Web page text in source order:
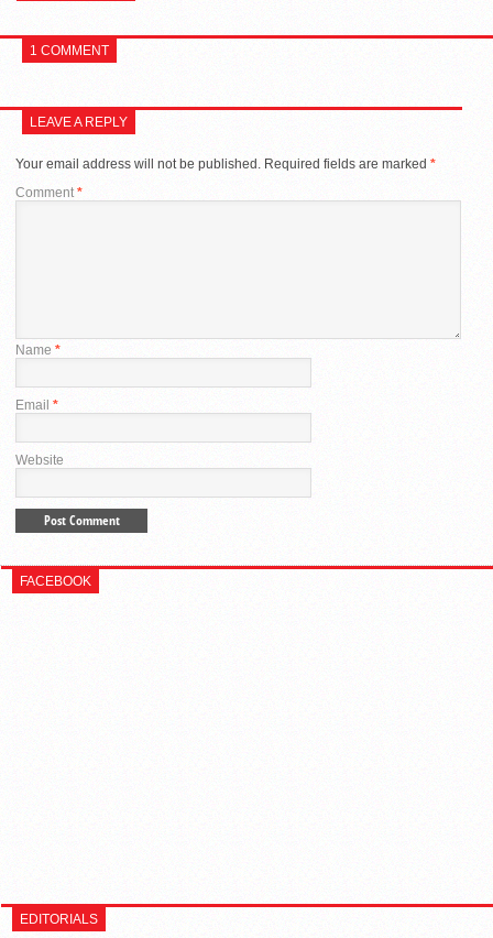
1 COMMENT
LEAVE A REPLY
Your email address will not be published. Required fields are marked *
Comment*
Name *
Email *
Website
FACEBOOK
EDITORIALS